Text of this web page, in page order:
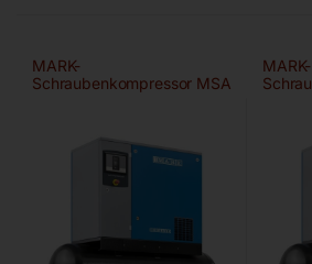
MARK-
Schraubenkompressor MSA
MARK-